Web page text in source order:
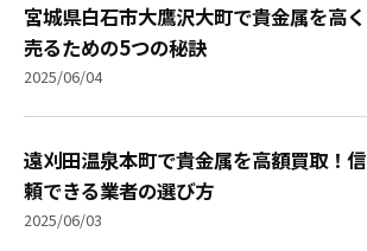
宮城県白石市大鷹沢大町で貴金属を高く
売るための5つの秘訣
2025/06/04
遠刈田温泉本町で貴金属を高額買取！信
頼できる業者の選び方
2025/06/03